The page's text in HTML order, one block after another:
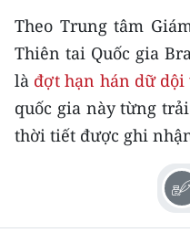
Bắc Trung Bộ
Duyên hải Nam Trung
Nguyên
Đông Nam Bộ
Đồng bằng sông Cửu
Chuyên trang Hà Nội
Theo Trung tâm
Thiên tai Quốc gia
là đợt hạn hán dữ
quốc gia này từng
thời tiết được ghi